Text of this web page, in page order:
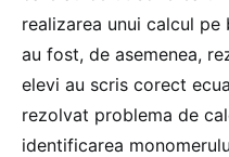
realizarea unui calcul
au fost, de asemenea,
elevi au scris corect
rezolvat problema de
identificarea